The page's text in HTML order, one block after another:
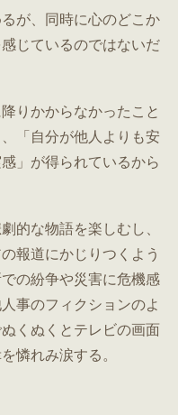
が、同時に心のどこか
じているのではないだ
りかからなかったこと
「自分が他人よりも安
」が得られているから
的な物語を楽しむし、
報道にかじりつくよう
の紛争や災害に危機感
事のフィクションのよ
くぬくとテレビの画面
憐れみ涙する。